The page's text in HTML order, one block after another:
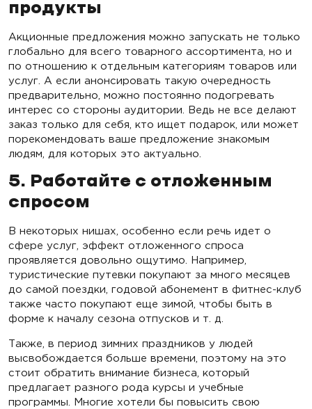
продукты
Акционные предложения можно запускать не только
глобально для всего товарного ассортимента, но и
по отношению к отдельным категориям товаров или
услуг. А если анонсировать такую ​​очередность
предварительно, можно постоянно подогревать
интерес со стороны аудитории. Ведь не все делают
заказ только для себя, кто ищет подарок, или может
порекомендовать ваше предложение знакомым
людям, для которых это актуально.
5. Работайте с отложенным
спросом
В некоторых нишах, особенно если речь идет о
сфере услуг, эффект отложенного спроса
проявляется довольно ощутимо. Например,
туристические путевки покупают за много месяцев
до самой поездки, годовой абонемент в фитнес-клуб
также часто покупают еще зимой, чтобы быть в
форме к началу сезона отпусков и т. д.
Также, в период зимних праздников у людей
высвобождается больше времени, поэтому на это
стоит обратить внимание бизнеса, который
предлагает разного рода курсы и учебные
программы. Многие хотели бы повысить свою